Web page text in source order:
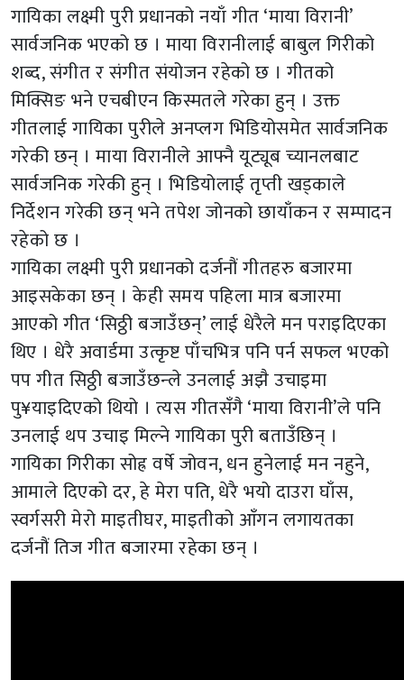
गायिका लक्ष्मी पुरी प्रधानको नयाँ गीत ‘माया विरानी’
सार्वजनिक भएको छ । माया विरानीलाई बाबुल गिरीको
शब्द, संगीत र संगीत संयोजन रहेको छ । गीतको
मिक्सिङ भने एचबीएन किस्मतले गरेका हुन् । उक्त
गीतलाई गायिका पुरीले अनप्लग भिडियोसमेत सार्वजनिक
गरेकी छन् । माया विरानीले आफ्नै यूट्यूब च्यानलबाट
सार्वजनिक गरेकी हुन् । भिडियोलाई तृप्ती खड्काले
निर्देशन गरेकी छन् भने तपेश जोनको छायाँकन र सम्पादन
रहेको छ ।
गायिका लक्ष्मी पुरी प्रधानको दर्जनौं गीतहरु बजारमा
आइसकेका छन् । केही समय पहिला मात्र बजारमा
आएको गीत ‘सिठ्ठी बजाउँछन्’ लाई धेरैले मन पराइदिएका
थिए । धेरै अवार्डमा उत्कृष्ट पाँचभित्र पनि पर्न सफल भएको
पप गीत सिठ्ठी बजाउँछन्ले उनलाई अझै उचाइमा
पु¥याइदिएको थियो । त्यस गीतसँगै ‘माया विरानी’ले पनि
उनलाई थप उचाइ मिल्ने गायिका पुरी बताउँछिन् ।
गायिका गिरीका सोह्र वर्षे जोवन, धन हुनेलाई मन नहुने,
आमाले दिएको दर, हे मेरा पति, धेरै भयो दाउरा घाँस,
स्वर्गसरी मेरो माइतीघर, माइतीको आँगन लगायतका
दर्जनौं तिज गीत बजारमा रहेका छन् ।